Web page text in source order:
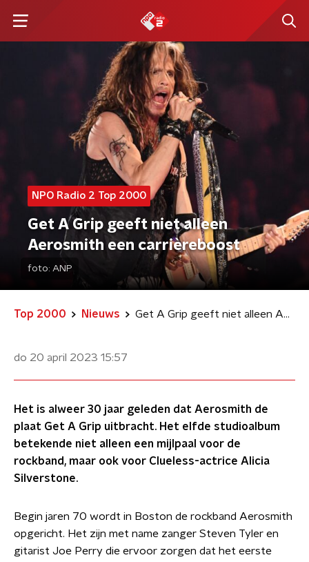
NPO Radio 2 Top 2000
Get A Grip geeft niet alleen
Aerosmith een carrièreboost
foto: ANP
Top 2000 Nieuws Get A Grip geeft niet alleen Aerosmith een carrièreboost
do 20 april 2023 15:57
Het is alweer 30 jaar geleden dat Aerosmith de
plaat Get A Grip uitbracht. Het elfde studioalbum
betekende niet alleen een mijlpaal voor de
rockband, maar ook voor Clueless-actrice Alicia
Silverstone.
Begin jaren 70 wordt in Boston de rockband Aerosmith
opgericht. Het zijn met name zanger Steven Tyler en
gitarist Joe Perry die ervoor zorgen dat het eerste